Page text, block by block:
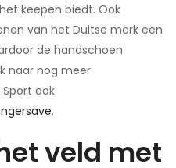
keepen biedt. Ook
van het Duitse merk een
de handschoen
naar nog meer
ook
.
veld met